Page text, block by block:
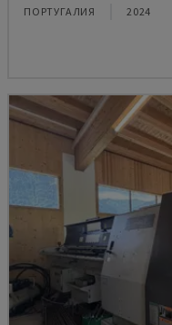
ПОРТУГАЛИЯ 2024